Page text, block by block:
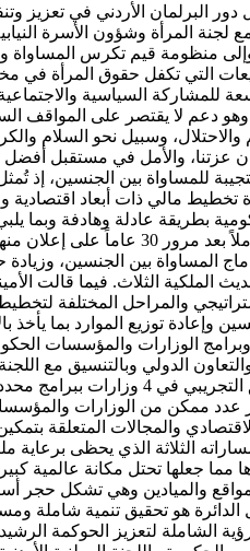
الأردني في تعزيز
لجنة المرأة وشؤون الأسرة
منظومة قيم تكرس المساواة
التي تكفل حقوق المرأة في
للمشاركة السياسية
دعم لا يقتصر على المواقف
وسبيل نحو السلام
والأمل في مستقبل أفضل
للمساواة بين الجنسين، إذ
تخطيط مالي ذات أبعاد
بطريقة عادلة وهادفة وبما
تسهم في تحقيق التنمية
المساواة بين الجنسين،
الثلاث. فيما قالت
والمراحل المختلفة
توزيع الموارد بما يأخذ
الوزارات والمؤسسات
الدولي وبالتنسيق مع
سياسة إدماج المساواة بين
عدد ممكن من الوزارات
والمجالات المتعلقة
الثلاثة الذي يحظى برعاية
جعلها تحتل مكانة عالمية
المواقع والميادين وهي تشكل
هو تحقيق تنمية شاملة
الشاملة لتعزيز الحوكمة